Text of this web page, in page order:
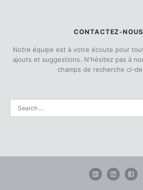
CONTACTEZ-
Notre équipe est à votre écoute pour
ajouts et suggestions. N'hésitez pas à
champs de recherche ci-